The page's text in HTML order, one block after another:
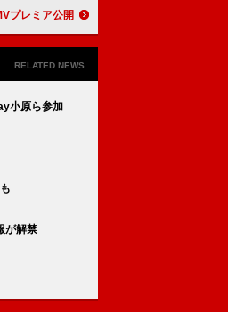
」MVプレミア公開
RELATED NEWS
小原ら参加
が解禁